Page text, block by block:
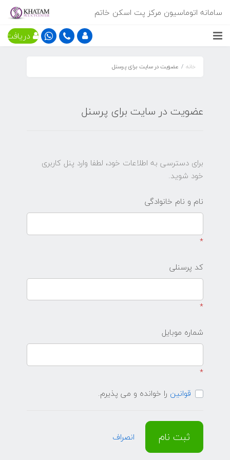
سامانه اتوماسیون مرکز پت اسکن خاتم
دریافت
خانه عضویت در سایت برای پرسنل
عضویت در سایت برای پرسنل
برای دسترسی به اطلاعات خود، لطفا وارد پنل کاربری
خود شوید.
نام و نام خانوادگی
*
کد پرسنلی
*
شماره موبایل
*
قوانین را خوانده و می پذیرم.
ثبت نام انصراف